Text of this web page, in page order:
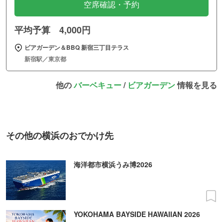
空席確認・予約
平均予算 4,000円
ビアガーデン＆BBQ 新宿三丁目テラス
新宿駅／東京都
他のバーベキュー/ ビアガーデン情報を見る
その他の横浜のおでかけ先
海洋都市横浜うみ博2026
YOKOHAMA BAYSIDE HAWAIIAN 2026